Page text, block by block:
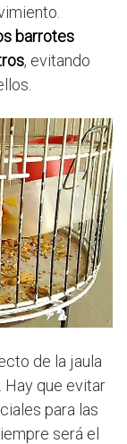
barrotes
, evitando
de la jaula
que evitar
para las
será el